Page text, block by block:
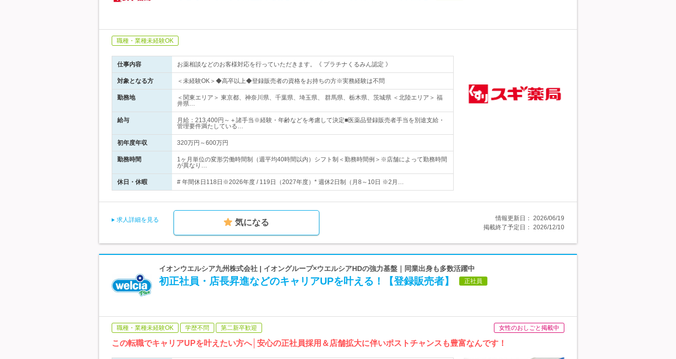
職種・業種未経験OK
仕事内容 お薬相談などのお客様対応を行っていただきます。《 プラチナくるみん認定 》
対象となる方 ＜未経験OK＞◆高卒以上◆登録販売者の資格をお持ちの方※実務経験は不問
勤務地
＜関東エリア＞ 東京都、神奈川県、千葉県、埼玉県、 群馬県、栃木県、茨城県 ＜北陸エリア＞ 福
井県…
給与
月給：213,400円～＋諸手当※経験・年齢などを考慮して決定■医薬品登録販売者手当を別途支給・
管理要件満たしている…
初年度年収 320万円～600万円
勤務時間
1ヶ月単位の変形労働時間制（週平均40時間以内）シフト制＜勤務時間例＞※店舗によって勤務時間
が異なり…
休日・休暇 # 年間休日118日※2026年度 / 119日（2027年度）* 週休2日制（月8～10日 ※2月…
求人詳細を見る 気になる 情報更新日： 2026/06/19
掲載終了予定日： 2026/12/10
イオンウエルシア九州株式会社 | イオングループ×ウエルシアHDの強力基盤｜同業出身も多数活躍中
初正社員・店長昇進などのキャリアUPを叶える！【登録販売者】 正社員
職種・業種未経験OK 学歴不問 第二新卒歓迎 女性のおしごと掲載中
この転職でキャリアUPを叶えたい方へ│安心の正社員採用＆店舗拡大に伴いポストチャンスも豊富なんです！